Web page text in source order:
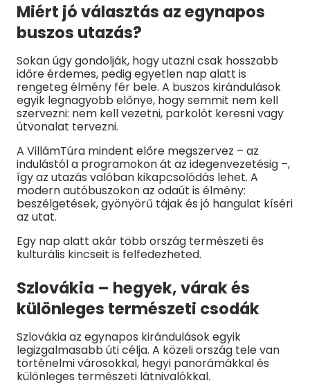
Miért jó választás az egynapos
buszos utazás?
Sokan úgy gondolják, hogy utazni csak hosszabb
időre érdemes, pedig egyetlen nap alatt is
rengeteg élmény fér bele. A buszos kirándulások
egyik legnagyobb előnye, hogy semmit nem kell
szervezni: nem kell vezetni, parkolót keresni vagy
útvonalat tervezni.
A VillámTúra mindent előre megszervez – az
indulástól a programokon át az idegenvezetésig –,
így az utazás valóban kikapcsolódás lehet. A
modern autóbuszokon az odaút is élmény:
beszélgetések, gyönyörű tájak és jó hangulat kíséri
az utat.
Egy nap alatt akár több ország természeti és
kulturális kincseit is felfedezheted.
Szlovákia – hegyek, várak és
különleges természeti csodák
Szlovákia az egynapos kirándulások egyik
legizgalmasabb úti célja. A közeli ország tele van
történelmi városokkal, hegyi panorámákkal és
különleges természeti látnivalókkal.